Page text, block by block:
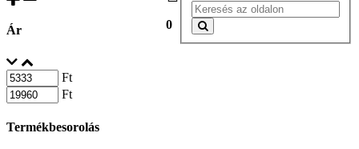
0
Ár
Ft
Ft
Termékbesorolás